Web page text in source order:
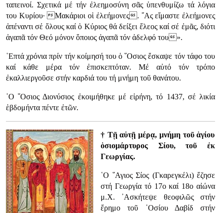
ταπεινοί. Σχετικά μέ τήν ἐλεημοσύνη σᾶς ὑπενθυμίζω τά λόγια
του Κυρίου· Μακάριοι οἱ ἐλεήμονες. ῎Ας εἴμαστε ἐλεήμονες
ἀπέναντι σέ ὅλους καί ὁ Κύριος θά δείξει ἔλεος καί σέ ἐμᾶς, διότι
ἀγαπᾶ τόν Θεό μόνον ὅποιος ἀγαπᾶ τόν ἀδελφό του».
῾Επτά χρόνια πρίν τήν κοίμησή του ὁ ῞Οσιος ἔσκαψε τόν τάφο του
καί κάθε μέρα τόν ἐπισκεπτόταν. Μέ αὐτό τόν τρόπο
ἐκαλλιεργοῦσε στήν καρδιά του τή μνήμη τοῦ θανάτου.
῾Ο ῞Οσιος Διονύσιος ἐκοιμήθηκε μέ εἰρήνη, τό 1437, σέ λικία
ἑβδομήντα πέντε ἐτῶν.
† Τῇ αὐτῇ μέρᾳ, μνήμη τοῦ ἁγίου
ὁσιομάρτυρος Σίου, τοῦ ἐκ
Γεωργίας.
῾Ο ῞Αγιος Σίος (Γκαρεγκέλι) ἔζησε
στή Γεωργία τό 17ο καί 18ο αἰώνα
μ.Χ. ᾿Ασκήτεψε θεοφιλῶς στήν
ἔρημο τοῦ ῾Οσίου Δαβίδ στήν